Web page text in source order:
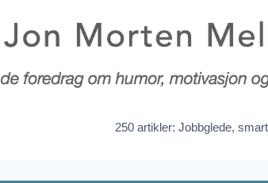
250 artikler: Jobbglede,